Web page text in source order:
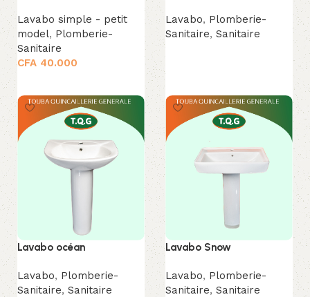
Lavabo simple - petit
model, Plomberie-
Sanitaire
CFA 40.000
Lavabo, Plomberie-
Sanitaire, Sanitaire
Lavabo océan
Lavabo, Plomberie-
Sanitaire, Sanitaire
Lavabo Snow
Lavabo, Plomberie-
Sanitaire, Sanitaire